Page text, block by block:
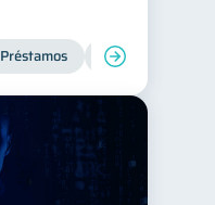
Préstamos Productos